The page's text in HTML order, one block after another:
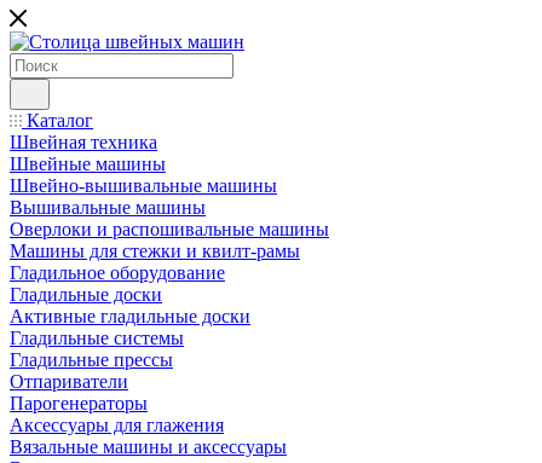
Каталог
Швейная техника
Швейные машины
Швейно-вышивальные машины
Вышивальные машины
Оверлоки и распошивальные машины
Машины для стежки и квилт-рамы
Гладильное оборудование
Гладильные доски
Активные гладильные доски
Гладильные системы
Гладильные прессы
Отпариватели
Парогенераторы
Аксессуары для глажения
Вязальные машины и аксессуары